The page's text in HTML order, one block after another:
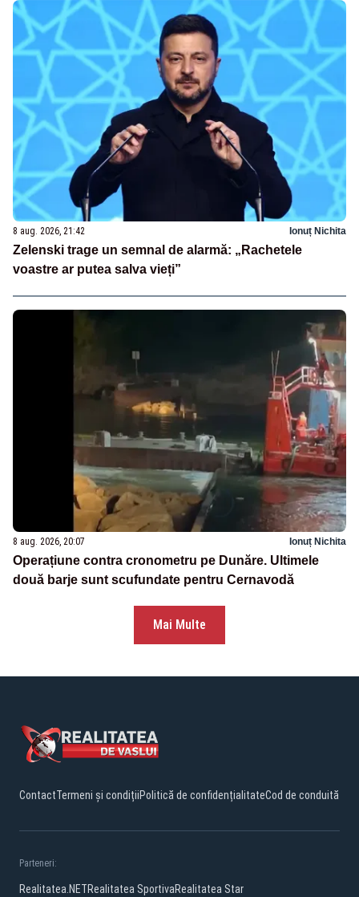
8 aug. 2026, 21:42 Ionuț Nichita
Zelenski trage un semnal de alarmă: „Rachetele
voastre ar putea salva vieți”
8 aug. 2026, 20:07 Ionuț Nichita
Operațiune contra cronometru pe Dunăre. Ultimele
două barje sunt scufundate pentru Cernavodă
Mai Multe
ContactTermeni și condițiiPolitică de confidențialitateCod de conduită
Parteneri:
Realitatea.NETRealitatea SportivaRealitatea Star